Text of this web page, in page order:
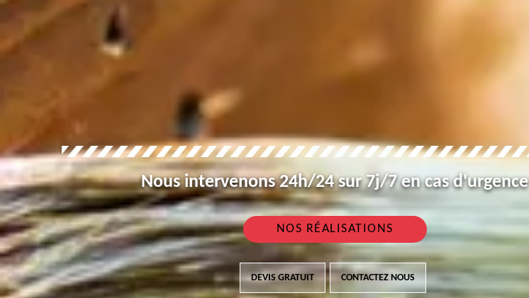
Nous intervenons 24h/24 sur 7j/7 en cas d'urgence
NOS RÉALISATIONS
DEVIS GRATUIT CONTACTEZ NOUS